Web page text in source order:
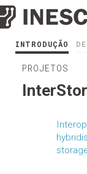
INTRODUÇÃO
PROJETOS